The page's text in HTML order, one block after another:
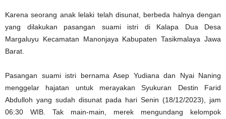
Karena seorang anak lelaki telah disunat, berbeda halnya dengan
yang dilakukan pasangan suami istri di Kalapa Dua Desa
Margaluyu Kecamatan Manonjaya Kabupaten Tasikmalaya Jawa
Barat.
Pasangan suami istri bernama Asep Yudiana dan Nyai Naning
menggelar hajatan untuk merayakan Syukuran Destin Farid
Abdulloh yang sudah disunat pada hari Senin (18/12/2023), jam
06:30 WIB. Tak main-main, merek mengundang kelompok